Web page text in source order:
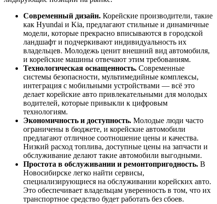
Современный дизайн. Корейские производители, такие
как Hyundai и Kia, предлагают стильные и динамичные
модели, которые прекрасно вписываются в городской
ландшафт и подчеркивают индивидуальность их
владельцев. Молодежь ценит внешний вид автомобиля,
и корейские машины отвечают этим требованиям.
Технологическая оснащенность. Современные
системы безопасности, мультимедийные комплексы,
интеграция с мобильными устройствами — всё это
делает корейские авто привлекательными для молодых
водителей, которые привыкли к цифровым
технологиям.
Экономичность и доступность. Молодые люди часто
ограничены в бюджете, и корейские автомобили
предлагают отличное соотношение цены и качества.
Низкий расход топлива, доступные цены на запчасти и
обслуживание делают такие автомобили выгодными.
Простота в обслуживании и ремонтопригодность. В
Новосибирске легко найти сервисы,
специализирующиеся на обслуживании корейских авто.
Это обеспечивает владельцам уверенность в том, что их
транспортное средство будет работать без сбоев.